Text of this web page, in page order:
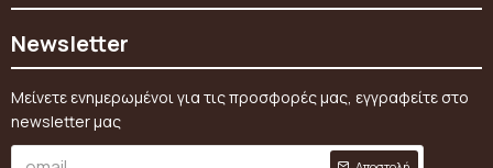
Newsletter
Μείνετε ενημερωμένοι για τις προσφορές μας, εγγραφείτε στο
newsletter μας